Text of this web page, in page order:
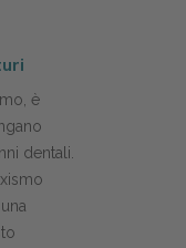
è
dentali.